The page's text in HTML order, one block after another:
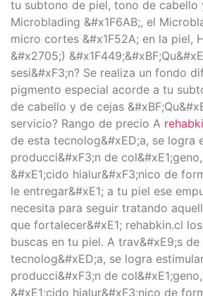
tu subtono de piel, tono de cabello
Microblading &#x1F6AB;, el
micro cortes &#x1F52A; en la piel,
&#x2705;)
sesi&#xF3;n? Se realiza un fondo
pigmento especial acorde a tu
de cabello y de cejas
servicio? Rango de precio A
de esta tecnolog&#xED;a, se logra
producci&#xF3;n de
&#xE1;cido hialur&#xF3;nico de
le entregar&#xE1; a tu piel ese
necesita para seguir tratando
que fortalecer&#xE1; rehabkin.cl
buscas en tu piel. A trav&#xE9;s de
tecnolog&#xED;a, se logra
producci&#xF3;n de
&#xE1;cido hialur&#xF3;nico de